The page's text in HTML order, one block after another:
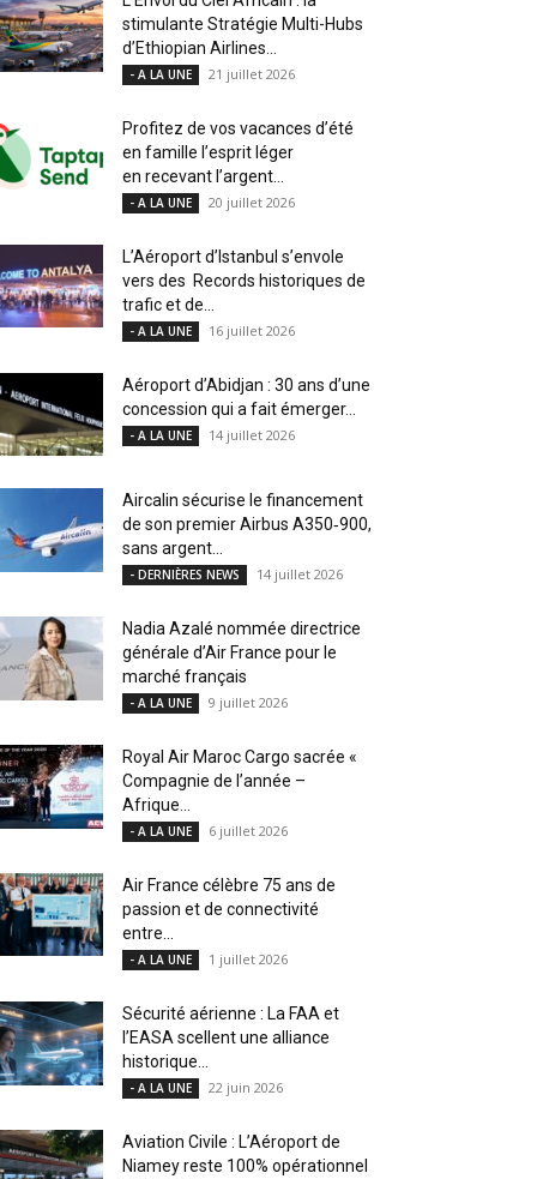
stimulante Stratégie Multi-Hubs
d’Ethiopian Airlines...
- A LA UNE 21 juillet 2026
Profitez de vos vacances d’été
en famille l’esprit léger
en recevant l’argent...
- A LA UNE 20 juillet 2026
L’Aéroport d’Istanbul s’envole
vers des Records historiques de
trafic et de...
- A LA UNE 16 juillet 2026
Aéroport d’Abidjan : 30 ans d’une
concession qui a fait émerger...
- A LA UNE 14 juillet 2026
Aircalin sécurise le financement
de son premier Airbus A350‑900,
sans argent...
- DERNIÈRES NEWS 14 juillet 2026
Nadia Azalé nommée directrice
générale d’Air France pour le
marché français
- A LA UNE 9 juillet 2026
Royal Air Maroc Cargo sacrée «
Compagnie de l’année –
Afrique...
- A LA UNE 6 juillet 2026
Air France célèbre 75 ans de
passion et de connectivité
entre...
- A LA UNE 1 juillet 2026
Sécurité aérienne : La FAA et
l’EASA scellent une alliance
historique...
- A LA UNE 22 juin 2026
Aviation Civile : L’Aéroport de
Niamey reste 100% opérationnel